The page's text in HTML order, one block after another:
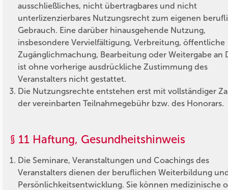
ausschließliches, nicht übertragbares und nicht
unterlizenzierbares Nutzungsrecht zum eigenen
Gebrauch. Eine darüber hinausgehende Nutzung,
insbesondere Vervielfältigung, Verbreitung, öffentliche
Zugänglichmachung, Bearbeitung oder Weitergabe an
ist ohne vorherige ausdrückliche Zustimmung des
Veranstalters nicht gestattet.
Die Nutzungsrechte entstehen erst mit vollständiger
der vereinbarten Teilnahmegebühr bzw. des Honorars.
§ 11 Haftung, Gesundheitshinweis
Die Seminare, Veranstaltungen und Coachings des
Veranstalters dienen der beruflichen Weiterbildung
Persönlichkeitsentwicklung. Sie können medizinische